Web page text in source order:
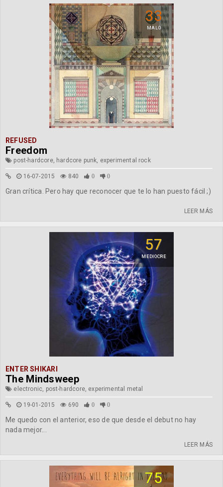
33
MALO
REFUSED
Freedom
post-hardcore, hardcore punk, experimental rock
16-07-2015 840 0 0
Gran crítica. Pero hay que reconocer que te lo han puesto fácil ;)
LEER MÁS
57
MEDIOCRE
ENTER SHIKARI
The Mindsweep
electronic, post-hardcore, experimental metal
19-01-2015 690 0 0
Me quedo con el anterior, eso de que desde el debut no hay
nada mejor...
LEER MÁS
75